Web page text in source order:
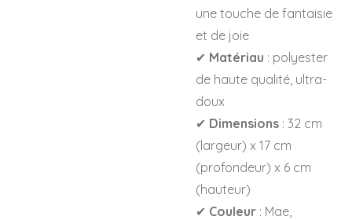
une touche de fantaisie
et de joie
✔ Matériau : polyester
de haute qualité, ultra-
doux
✔ Dimensions : 32 cm
(largeur) x 17 cm
(profondeur) x 6 cm
(hauteur)
✔ Couleur : Mae,